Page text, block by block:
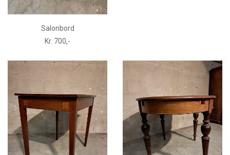
Salonbord
Kr. 700,-